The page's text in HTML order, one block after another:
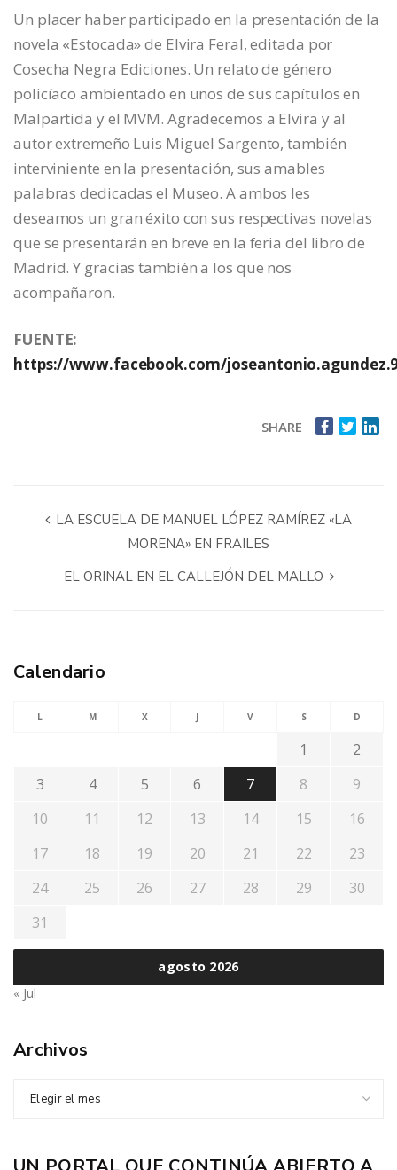
Un placer haber participado en la presentación de la
novela «Estocada» de Elvira Feral, editada por
Cosecha Negra Ediciones. Un relato de género
policíaco ambientado en unos de sus capítulos en
Malpartida y el MVM. Agradecemos a Elvira y al
autor extremeño Luis Miguel Sargento, también
interviniente en la presentación, sus amables
palabras dedicadas el Museo. A ambos les
deseamos un gran éxito con sus respectivas novelas
que se presentarán en breve en la feria del libro de
Madrid. Y gracias también a los que nos
acompañaron.
FUENTE:
https://www.facebook.com/
SHARE
LA ESCUELA DE MANUEL LÓPEZ RAMÍREZ «LA
MORENA» EN FRAILES
EL ORINAL EN EL CALLEJÓN DEL MALLO
Calendario
agosto 2026
L M X J V S D
1
2
3
4 5 6 7 8
9
10
11 12 13 14 15
16
17
18 19 20 21 22
23
24
25 26 27 28 29
30
31
« Jul
Archivos
Elegir el mes